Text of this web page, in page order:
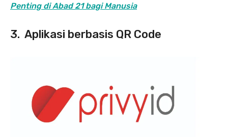
Penting di Abad 21 bagi Manusia
3. Aplikasi berbasis QR Code